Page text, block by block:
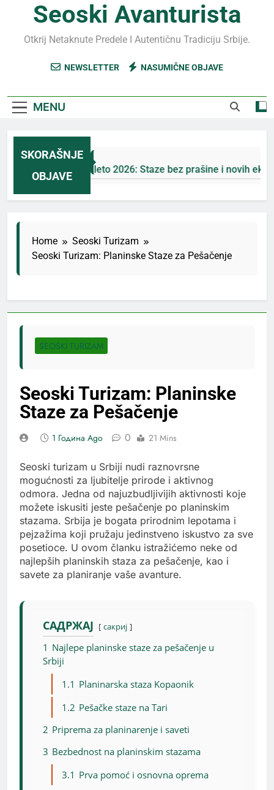
Seoski Avanturista
Otkrij Netaknute Predele I Autentičnu Tradiciju Srbije.
NEWSLETTER NASUMIČNE OBJAVE
MENU
SKORAŠNJE
OBJAVE
Jahorina leto 2026: Staze bez prašine i novih eko-
Home
Seoski Turizam
Seoski Turizam: Planinske Staze za Pešačenje
SEOSKI TURIZAM
Seoski Turizam: Planinske
Staze za Pešačenje
1 Година Ago 0 21 Mins
Seoski turizam u Srbiji nudi raznovrsne
mogućnosti za ljubitelje prirode i aktivnog
odmora. Jedna od najuzbudljivijih aktivnosti koje
možete iskusiti jeste pešačenje po planinskim
stazama. Srbija je bogata prirodnim lepotama i
pejzažima koji pružaju jedinstveno iskustvo za sve
posetioce. U ovom članku istražićemo neke od
najlepših planinskih staza za pešačenje, kao i
savete za planiranje vaše avanture.
САДРЖАЈ сакриј
1 Najlepe planinske staze za pešačenje u
Srbiji
1.1 Planinarska staza Kopaonik
1.2 Pešačke staze na Tari
2 Priprema za planinarenje i saveti
3 Bezbednost na planinskim stazama
3.1 Prva pomoć i osnovna oprema